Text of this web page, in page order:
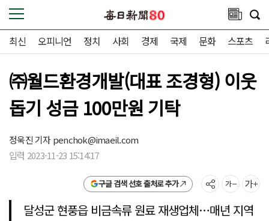
최신 오피니언 정치 사회 경제 국제 문화 스포츠
㈜월드환경개발(대표 조경형) 이웃
돕기 성금 100만원 기탁
정욱진 기자penchok@imaeil.com
입력 2023-11-23 15:14:17
구글 검색 선호 출처로 추가
달성군 현풍읍 비금속류 원료 재생업체…매년 지역